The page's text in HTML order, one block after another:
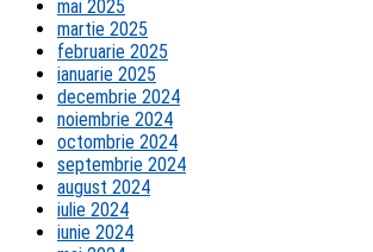
mai 2025
martie 2025
februarie 2025
ianuarie 2025
decembrie 2024
noiembrie 2024
octombrie 2024
septembrie 2024
august 2024
iulie 2024
iunie 2024